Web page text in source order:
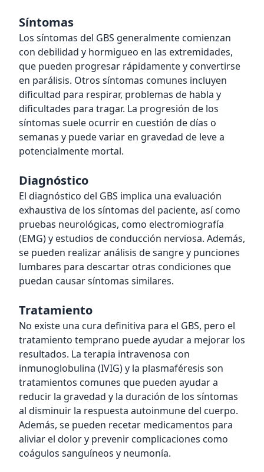
Síntomas
Los síntomas del GBS generalmente comienzan
con debilidad y hormigueo en las extremidades,
que pueden progresar rápidamente y convertirse
en parálisis. Otros síntomas comunes incluyen
dificultad para respirar, problemas de habla y
dificultades para tragar. La progresión de los
síntomas suele ocurrir en cuestión de días o
semanas y puede variar en gravedad de leve a
potencialmente mortal.
Diagnóstico
El diagnóstico del GBS implica una evaluación
exhaustiva de los síntomas del paciente, así como
pruebas neurológicas, como electromiografía
(EMG) y estudios de conducción nerviosa. Además,
se pueden realizar análisis de sangre y punciones
lumbares para descartar otras condiciones que
puedan causar síntomas similares.
Tratamiento
No existe una cura definitiva para el GBS, pero el
tratamiento temprano puede ayudar a mejorar los
resultados. La terapia intravenosa con
inmunoglobulina (IVIG) y la plasmaféresis son
tratamientos comunes que pueden ayudar a
reducir la gravedad y la duración de los síntomas
al disminuir la respuesta autoinmune del cuerpo.
Además, se pueden recetar medicamentos para
aliviar el dolor y prevenir complicaciones como
coágulos sanguíneos y neumonía.